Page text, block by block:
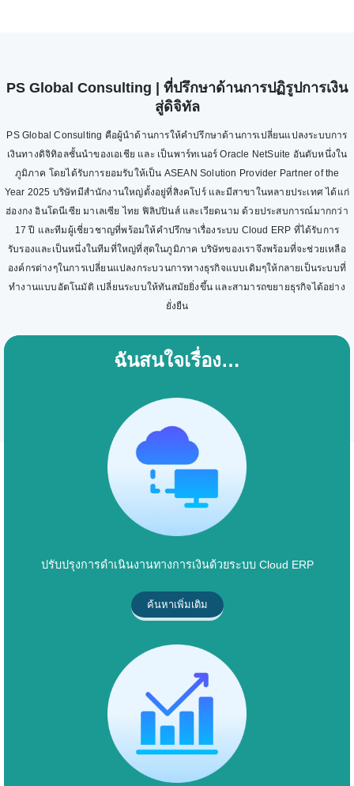
PS Global Consulting | ที่ปรึกษาด้านการปฏิรูปการเงิน
สู่ดิจิทัล
PS Global Consulting คือผู้นำด้านการให้คำปรึกษาด้านการเปลี่ยนแปลงระบบการ
เงินทางดิจิทิอลชั้นนำของเอเชีย และ เป็นพาร์ทเนอร์ Oracle NetSuite อันดับหนึ่งใน
ภูมิภาค โดยได้รับการยอมรับให้เป็น ASEAN Solution Provider Partner of the
Year 2025 บริษัทมีสำนักงานใหญ่ตั้งอยู่ที่สิงคโปร์ และมีสาขาในหลายประเทศ ได้แก่
ฮ่องกง อินโดนีเซีย มาเลเซีย ไทย ฟิลิปปินส์ และเวียดนาม ด้วยประสบการณ์มากกว่า
17 ปี และทีมผู้เชี่ยวชาญที่พร้อมให้คำปรึกษาเรื่องระบบ Cloud ERP ที่ได้รับการ
รับรองและเป็นหนึ่งในทีมที่ใหญ่ที่สุดในภูมิภาค บริษัทของเราจึงพร้อมที่จะช่วยเหลือ
องค์กรต่างๆในการเปลี่ยนแปลงกระบวนการทางธุรกิจแบบเดิมๆให้กลายเป็นระบบที่
ทำงานแบบอัตโนมัติ เปลี่ยนระบบให้ทันสมัยยิ่งขึ้น และสามารถขยายธุรกิจได้อย่าง
ยั่งยืน
ฉันสนใจเรื่อง…
ปรับปรุงการดำเนินงานทางการเงินด้วยระบบ Cloud ERP
ค้นหาเพิ่มเติม